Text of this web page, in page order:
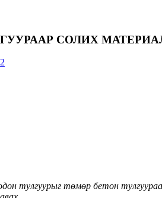
СОЛИХ
тулгуурыг төмөр бетон